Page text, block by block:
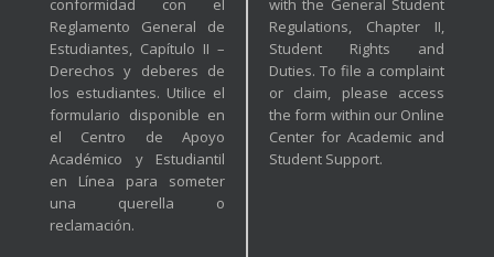
conformidad con el
Reglamento General de
Estudiantes, Capítulo II –
Derechos y deberes de
los estudiantes. Utilice el
formulario disponible en
el Centro de Apoyo
Académico y Estudiantil
en Línea para someter
una querella o
reclamación.
with the General Student
Regulations, Chapter II,
Student Rights and
Duties. To file a complaint
or claim, please access
the form within our Online
Center for Academic and
Student Support.